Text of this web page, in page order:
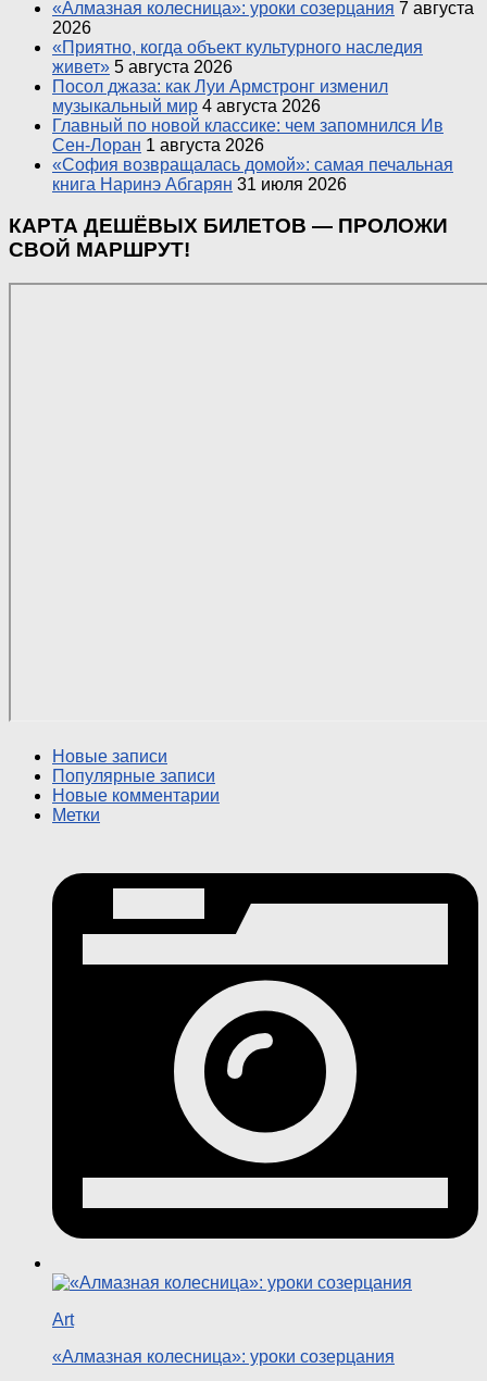
«Алмазная колесница»: уроки созерцания 7 августа
2026
«Приятно, когда объект культурного наследия
живет» 5 августа 2026
Посол джаза: как Луи Армстронг изменил
музыкальный мир 4 августа 2026
Главный по новой классике: чем запомнился Ив
Сен-Лоран 1 августа 2026
«София возвращалась домой»: самая печальная
книга Наринэ Абгарян 31 июля 2026
КАРТА ДЕШЁВЫХ БИЛЕТОВ — ПРОЛОЖИ
СВОЙ МАРШРУТ!
Новые записи
Популярные записи
Новые комментарии
Метки
Art
«Алмазная колесница»: уроки созерцания